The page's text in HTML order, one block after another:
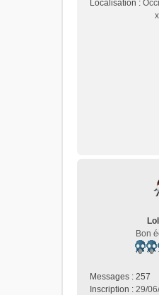
Localisation :
Bon
Messages : 257
Inscription : 29/